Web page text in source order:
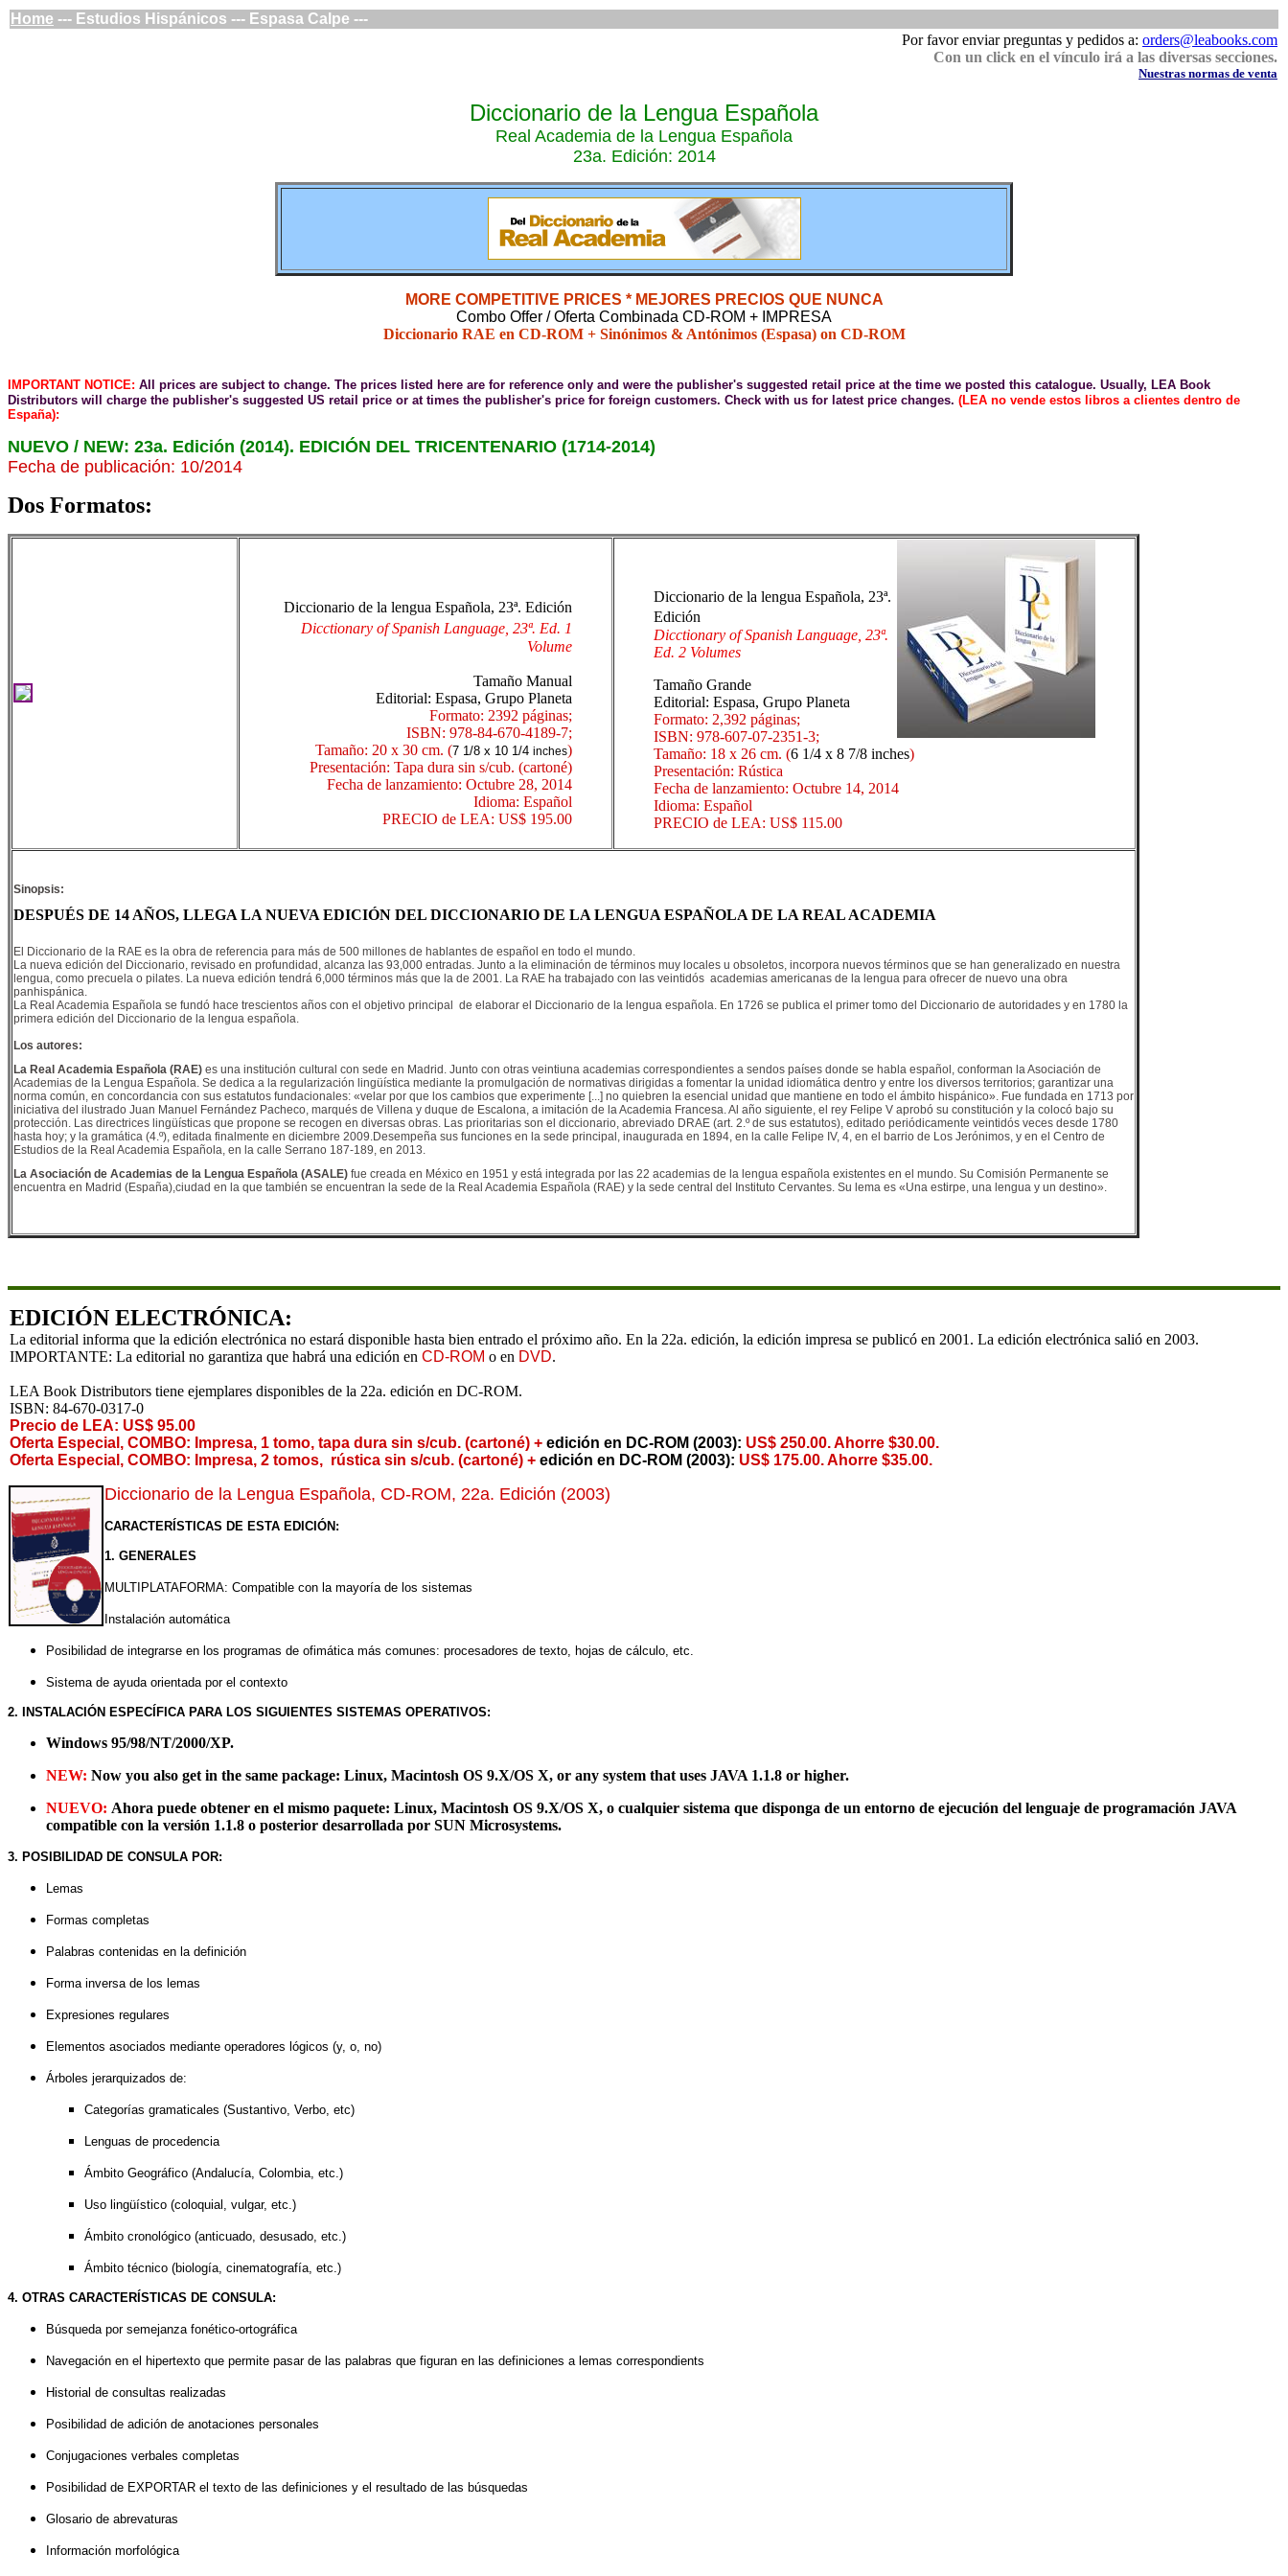
Home --- Estudios Hispánicos --- Espasa Calpe ---
Por favor enviar preguntas y pedidos a: orders@leabooks.com
Con un click en el vínculo irá a las diversas secciones.
Nuestras normas de venta
Diccionario de la Lengua Española
Real Academia de la Lengua Española
23a. Edición: 2014
MORE COMPETITIVE PRICES * MEJORES PRECIOS QUE NUNCA
Combo Offer / Oferta Combinada CD-ROM + IMPRESA
Diccionario RAE en CD-ROM + Sinónimos & Antónimos (Espasa) on CD-ROM
IMPORTANT NOTICE: All prices are subject to change. The prices listed here are for reference only and were the publisher's suggested retail price at the time we posted this catalogue. Usually, LEA Book
Distributors will charge the publisher's suggested US retail price or at times the publisher's price for foreign customers. Check with us for latest price changes. (LEA no vende estos libros a clientes dentro de
España):
NUEVO / NEW: 23a. Edición (2014). EDICIÓN DEL TRICENTENARIO (1714-2014)
Fecha de publicación: 10/2014
Dos Formatos:
Diccionario de la lengua Española, 23ª. Edición
Dicctionary of Spanish Language, 23ª. Ed. 1
Volume
Tamaño Manual
Editorial: Espasa, Grupo Planeta
Formato: 2392 páginas;
ISBN: 978-84-670-4189-7;
Tamaño: 20 x 30 cm. (7 1/8 x 10 1/4 inches)
Presentación: Tapa dura sin s/cub. (cartoné)
Fecha de lanzamiento: Octubre 28, 2014
Idioma: Español
PRECIO de LEA: US$ 195.00
Diccionario de la lengua Española, 23ª.
Edición
Dicctionary of Spanish Language, 23ª.
Ed. 2 Volumes
Tamaño Grande
Editorial: Espasa, Grupo Planeta
Formato: 2,392 páginas;
ISBN: 978-607-07-2351-3;
Tamaño: 18 x 26 cm. (6 1/4 x 8 7/8 inches)
Presentación: Rústica
Fecha de lanzamiento: Octubre 14, 2014
Idioma: Español
PRECIO de LEA: US$ 115.00
Sinopsis:
DESPUÉS DE 14 AÑOS, LLEGA LA NUEVA EDICIÓN DEL DICCIONARIO DE LA LENGUA ESPAÑOLA DE LA REAL ACADEMIA
El Diccionario de la RAE es la obra de referencia para más de 500 millones de hablantes de español en todo el mundo.
La nueva edición del Diccionario, revisado en profundidad, alcanza las 93,000 entradas. Junto a la eliminación de términos muy locales u obsoletos, incorpora nuevos términos que se han generalizado en nuestra
lengua, como precuela o pilates. La nueva edición tendrá 6,000 términos más que la de 2001. La RAE ha trabajado con las veintidós academias americanas de la lengua para ofrecer de nuevo una obra
panhispánica.
La Real Academia Española se fundó hace trescientos años con el objetivo principal de elaborar el Diccionario de la lengua española. En 1726 se publica el primer tomo del Diccionario de autoridades y en 1780 la
primera edición del Diccionario de la lengua española.
Los autores:
La Real Academia Española (RAE) es una institución cultural con sede en Madrid. Junto con otras veintiuna academias correspondientes a sendos países donde se habla español, conforman la Asociación de
Academias de la Lengua Española. Se dedica a la regularización lingüística mediante la promulgación de normativas dirigidas a fomentar la unidad idiomática dentro y entre los diversos territorios; garantizar una
norma común, en concordancia con sus estatutos fundacionales: «velar por que los cambios que experimente [...] no quiebren la esencial unidad que mantiene en todo el ámbito hispánico». Fue fundada en 1713 por
iniciativa del ilustrado Juan Manuel Fernández Pacheco, marqués de Villena y duque de Escalona, a imitación de la Academia Francesa. Al año siguiente, el rey Felipe V aprobó su constitución y la colocó bajo su
protección. Las directrices lingüísticas que propone se recogen en diversas obras. Las prioritarias son el diccionario, abreviado DRAE (art. 2.º de sus estatutos), editado periódicamente veintidós veces desde 1780
hasta hoy; y la gramática (4.º), editada finalmente en diciembre 2009.Desempeña sus funciones en la sede principal, inaugurada en 1894, en la calle Felipe IV, 4, en el barrio de Los Jerónimos, y en el Centro de
Estudios de la Real Academia Española, en la calle Serrano 187-189, en 2013.
La Asociación de Academias de la Lengua Española (ASALE) fue creada en México en 1951 y está integrada por las 22 academias de la lengua española existentes en el mundo. Su Comisión Permanente se
encuentra en Madrid (España),ciudad en la que también se encuentran la sede de la Real Academia Española (RAE) y la sede central del Instituto Cervantes. Su lema es «Una estirpe, una lengua y un destino».
EDICIÓN ELECTRÓNICA:
La editorial informa que la edición electrónica no estará disponible hasta bien entrado el próximo año. En la 22a. edición, la edición impresa se publicó en 2001. La edición electrónica salió en 2003.
IMPORTANTE: La editorial no garantiza que habrá una edición en CD-ROM o en DVD.
LEA Book Distributors tiene ejemplares disponibles de la 22a. edición en DC-ROM.
ISBN: 84-670-0317-0
Precio de LEA: US$ 95.00
Oferta Especial, COMBO: Impresa, 1 tomo, tapa dura sin s/cub. (cartoné) + edición en DC-ROM (2003): US$ 250.00. Ahorre $30.00.
Oferta Especial, COMBO: Impresa, 2 tomos, rústica sin s/cub. (cartoné) + edición en DC-ROM (2003): US$ 175.00. Ahorre $35.00.
Diccionario de la Lengua Española, CD-ROM, 22a. Edición (2003)
CARACTERÍSTICAS DE ESTA EDICIÓN:
1. GENERALES
MULTIPLATAFORMA: Compatible con la mayoría de los sistemas
Instalación automática
Posibilidad de integrarse en los programas de ofimática más comunes: procesadores de texto, hojas de cálculo, etc.
Sistema de ayuda orientada por el contexto
2. INSTALACIÓN ESPECÍFICA PARA LOS SIGUIENTES SISTEMAS OPERATIVOS:
Windows 95/98/NT/2000/XP.
NEW: Now you also get in the same package: Linux, Macintosh OS 9.X/OS X, or any system that uses JAVA 1.1.8 or higher.
NUEVO: Ahora puede obtener en el mismo paquete: Linux, Macintosh OS 9.X/OS X, o cualquier sistema que disponga de un entorno de ejecución del lenguaje de programación JAVA
compatible con la versión 1.1.8 o posterior desarrollada por SUN Microsystems.
3. POSIBILIDAD DE CONSULA POR:
Lemas
Formas completas
Palabras contenidas en la definición
Forma inversa de los lemas
Expresiones regulares
Elementos asociados mediante operadores lógicos (y, o, no)
Árboles jerarquizados de:
Categorías gramaticales (Sustantivo, Verbo, etc)
Lenguas de procedencia
Ámbito Geográfico (Andalucía, Colombia, etc.)
Uso lingüístico (coloquial, vulgar, etc.)
Ámbito cronológico (anticuado, desusado, etc.)
Ámbito técnico (biología, cinematografía, etc.)
4. OTRAS CARACTERÍSTICAS DE CONSULA:
Búsqueda por semejanza fonético-ortográfica
Navegación en el hipertexto que permite pasar de las palabras que figuran en las definiciones a lemas correspondients
Historial de consultas realizadas
Posibilidad de adición de anotaciones personales
Conjugaciones verbales completas
Posibilidad de EXPORTAR el texto de las definiciones y el resultado de las búsquedas
Glosario de abrevaturas
Información morfológica